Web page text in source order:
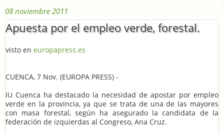
08 noviembre 2011
Apuesta por el empleo verde, forestal.
visto en europapress.es
CUENCA, 7 Nov. (EUROPA PRESS) -
IU Cuenca ha destacado la necesidad de apostar por empleo
verde en la provincia, ya que se trata de una de las mayores
con masa forestal, según ha asegurado la candidata de la
federación de izquierdas al Congreso, Ana Cruz.